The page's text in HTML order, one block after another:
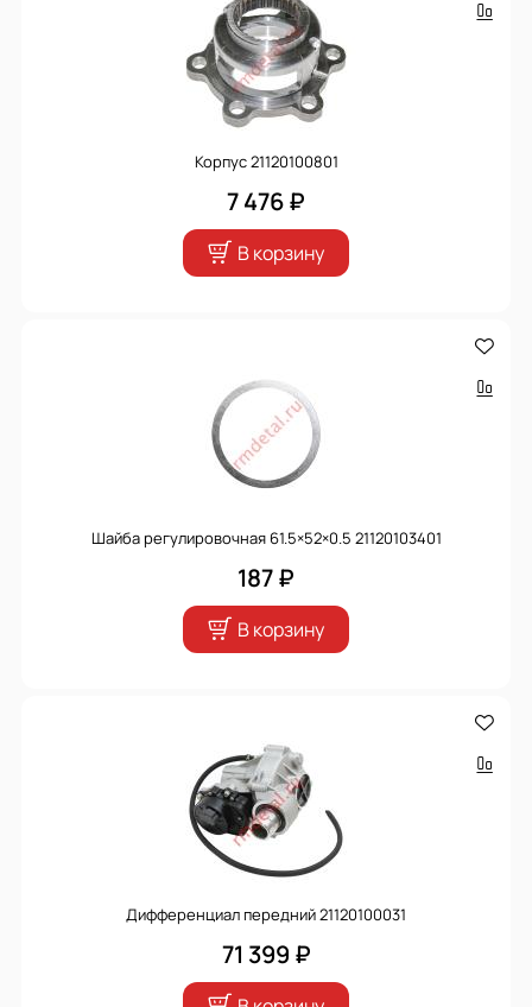
Корпус 21120100801
7 476 ₽
В корзину
Шайба регулировочная 61.5×52×0.5 21120103401
187 ₽
В корзину
Дифференциал передний 21120100031
71 399 ₽